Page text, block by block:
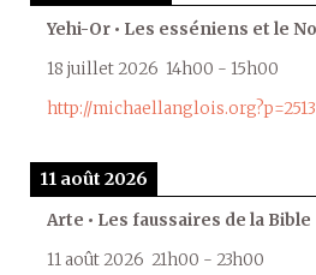
Yehi-Or • Les esséniens et le
18 juillet 2026 14h00 - 15h00
http://
11 août 2026
Arte • Les faussaires de la Bible
11 août 2026 21h00 - 23h00